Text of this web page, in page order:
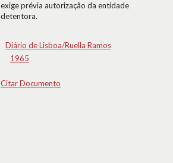
exige prévia autorização da entidade
detentora.
Diário de Lisboa/Ruella Ramos
1965
Citar Documento